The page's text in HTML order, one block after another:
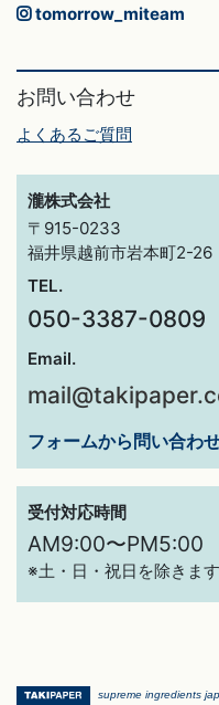
tomorrow_miteam
お問い合わせ
よくあるご質問
瀧株式会社
〒915-0233
福井県越前市岩本町2-26
TEL.
050-3387-0809
Email.
フォームから問い合わ
受付対応時間
AM9:00〜PM5:00
※土・日・祝日を除きます